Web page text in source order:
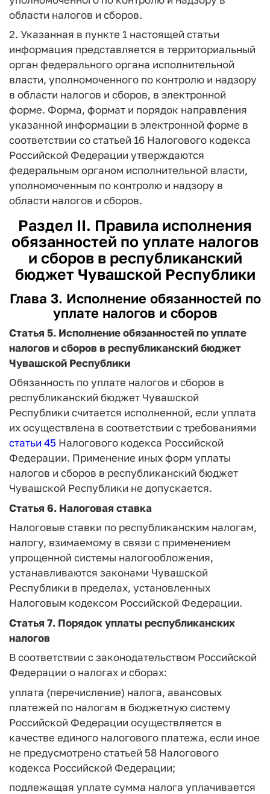
области налогов и сборов.
2. Указанная в пункте 1 настоящей статьи
информация представляется в территориальный
орган федерального органа исполнительной
власти, уполномоченного по контролю и надзору
в области налогов и сборов, в электронной
форме. Форма, формат и порядок направления
указанной информации в электронной форме в
соответствии со статьей 16 Налогового кодекса
Российской Федерации утверждаются
федеральным органом исполнительной власти,
уполномоченным по контролю и надзору в
области налогов и сборов.
Раздел II. Правила исполнения
обязанностей по уплате налогов
и сборов в республиканский
бюджет Чувашской Республики
Глава 3. Исполнение обязанностей по
уплате налогов и сборов
Статья 5. Исполнение обязанностей по уплате
налогов и сборов в республиканский бюджет
Чувашской Республики
Обязанность по уплате налогов и сборов в
республиканский бюджет Чувашской
Республики считается исполненной, если уплата
их осуществлена в соответствии с требованиями
статьи 45 Налогового кодекса Российской
Федерации. Применение иных форм уплаты
налогов и сборов в республиканский бюджет
Чувашской Республики не допускается.
Статья 6. Налоговая ставка
Налоговые ставки по республиканским налогам,
налогу, взимаемому в связи с применением
упрощенной системы налогообложения,
устанавливаются законами Чувашской
Республики в пределах, установленных
Налоговым кодексом Российской Федерации.
Статья 7. Порядок уплаты республиканских
налогов
В соответствии с законодательством Российской
Федерации о налогах и сборах:
уплата (перечисление) налога, авансовых
платежей по налогам в бюджетную систему
Российской Федерации осуществляется в
качестве единого налогового платежа, если иное
не предусмотрено статьей 58 Налогового
кодекса Российской Федерации;
подлежащая уплате сумма налога уплачивается